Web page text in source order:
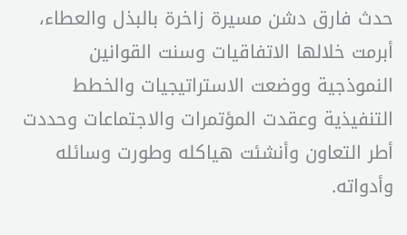
حدث فارق دشن مسيرة زاخرة بالبذل والعطاء،
أبرمت خلالها الاتفاقيات وسنت القوانين
النموذجية ووضعت الاستراتيجيات والخطط
التنفيذية وعقدت المؤتمرات والاجتماعات وحددت
أطر التعاون وأنشئت هياكله وطورت وسائله
وأدواته.